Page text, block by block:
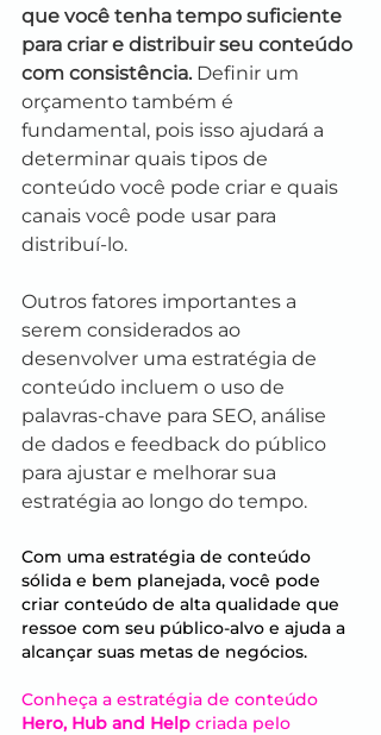
que você tenha tempo suficiente
para criar e distribuir seu conteúdo
com consistência. Definir um
orçamento também é
fundamental, pois isso ajudará a
determinar quais tipos de
conteúdo você pode criar e quais
canais você pode usar para
distribuí-lo.
Outros fatores importantes a
serem considerados ao
desenvolver uma estratégia de
conteúdo incluem o uso de
palavras-chave para SEO, análise
de dados e feedback do público
para ajustar e melhorar sua
estratégia ao longo do tempo.
Com uma estratégia de conteúdo
sólida e bem planejada, você pode
criar conteúdo de alta qualidade que
ressoe com seu público-alvo e ajuda a
alcançar suas metas de negócios.
Conheça a estratégia de conteúdo
Hero, Hub and Help criada pelo